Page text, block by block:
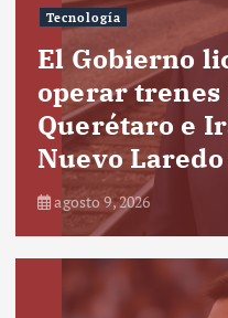
Tecnología
El Gobierno
operar trenes
Querétaro e
Nuevo Laredo
agosto 9, 2026